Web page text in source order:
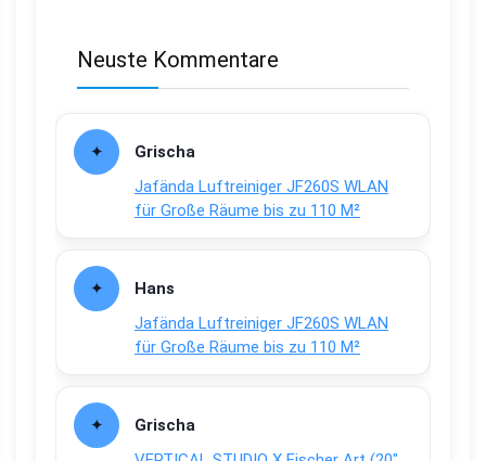
Neuste Kommentare
Grischa
Jafända Luftreiniger JF260S WLAN
für Große Räume bis zu 110 M²
Hans
Jafända Luftreiniger JF260S WLAN
für Große Räume bis zu 110 M²
Grischa